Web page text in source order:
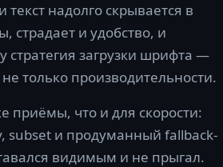
текст надолго скрывается в
страдает и удобство, и
стратегия загрузки шрифта —
только производительности.
приёмы, что и для скорости:
subset и продуманный fallback-
видимым и не прыгал.